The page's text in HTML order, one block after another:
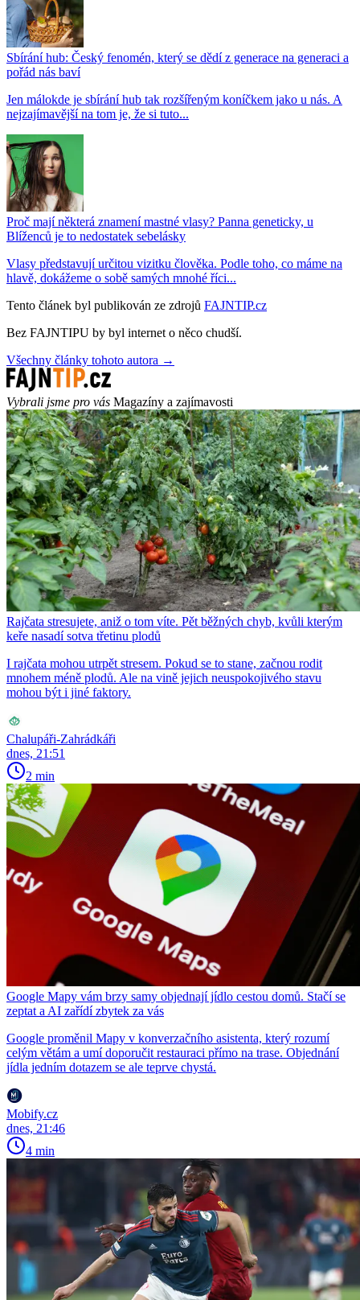
Sbírání hub: Český fenomén, který se dědí z generace na generaci a
pořád nás baví
Jen málokde je sbírání hub tak rozšířeným koníčkem jako u nás. A
nejzajímavější na tom je, že si tuto...
Proč mají některá znamení mastné vlasy? Panna geneticky, u
Blíženců je to nedostatek sebelásky
Vlasy představují určitou vizitku člověka. Podle toho, co máme na
hlavě, dokážeme o sobě samých mnohé říci...
Tento článek byl publikován ze zdrojů FAJNTIP.cz
Bez FAJNTIPU by byl internet o něco chudší.
Všechny články tohoto autora →
Vybrali jsme pro vás Magazíny a zajímavosti
Rajčata stresujete, aniž o tom víte. Pět běžných chyb, kvůli kterým
keře nasadí sotva třetinu plodů
I rajčata mohou utrpět stresem. Pokud se to stane, začnou rodit
mnohem méně plodů. Ale na vině jejich neuspokojivého stavu
mohou být i jiné faktory.
Chalupáři-Zahrádkáři
dnes, 21:51
2 min
Google Mapy vám brzy samy objednají jídlo cestou domů. Stačí se
zeptat a AI zařídí zbytek za vás
Google proměnil Mapy v konverzačního asistenta, který rozumí
celým větám a umí doporučit restauraci přímo na trase. Objednání
jídla jedním dotazem se ale teprve chystá.
Mobify.cz
dnes, 21:46
4 min